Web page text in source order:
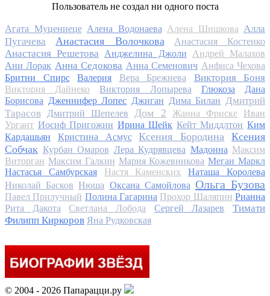
Пользователь не создал ни одного поста
Агата Муцениеце Алена Водонаева Алена Шишкова Алла
Пугачева
Анастасия Волочкова Анастасия Костенко
Анастасия Решетова Анджелина Джоли
Андрей Малахов
Ани Лорак Анна Седокова Анна Семенович Анфиса Чехова
Бритни Спирс
Валерия Вера Брежнева Виктория Боня
Виктория Дайнеко Виктория Лопырева Глюкоза
Дана
Борисова Дженнифер Лопес Джиган Дима Билан Дмитрий
Тарасов
Дмитрий Шепелев Дом 2 Жанна Фриске
Иван
Ургант Иосиф Пригожин Ирина Шейк Кейт Миддлтон Ким
Кардашьян
Кристина Асмус Ксения Бородина
Ксения
Собчак Курбан Омаров Лера Кудрявцева Мадонна Максим
Виторган Максим Галкин Мария Кожевникова Меган Маркл
Настасья Самбурская
Настя Каменских
Наташа Королева
Николай Басков Нюша Оксана Самойлова Ольга Бузова
Павел Прилучный Полина Гагарина Прохор Шаляпин Рианна
Рита Дакота
Светлана Лобода Сергей Лазарев
Тимати
Филипп Киркоров Яна Рудковская
© 2004 - 2026 Папарацци.ру